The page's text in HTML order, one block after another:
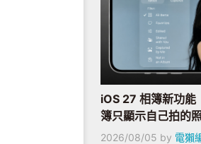
iOS 27 相簿新功能
簿只顯示自己拍的
2026/08/05 by 電獺